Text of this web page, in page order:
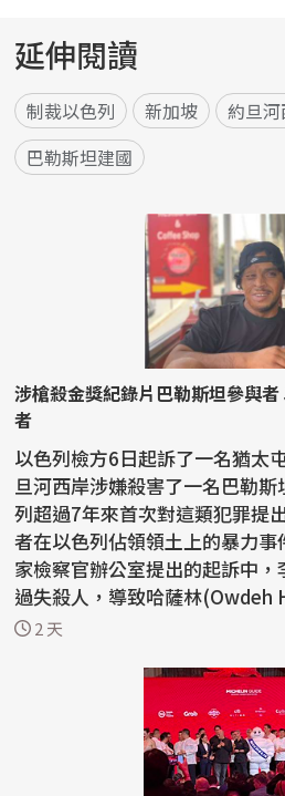
延伸閱讀
制裁以色列 新加坡 約旦
巴勒斯坦建國
涉槍殺金獎紀錄片巴勒斯坦參與
者
以色列檢方6日起訴了一名猶太
旦河西岸涉嫌殺害了一名巴勒
列超過7年來首次對這類犯罪提
者在以色列佔領領土上的暴力事件增加。
家檢察官辦公室提出的起訴中
過失殺人，導致哈薩林
林...2 天